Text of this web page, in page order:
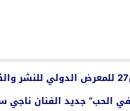
في الحب” جديد الفنان ناجي